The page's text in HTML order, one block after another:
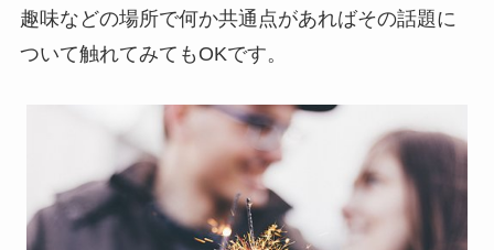
趣味などの場所で何か共通点があればその話題に
ついて触れてみてもOKです。